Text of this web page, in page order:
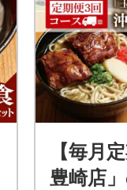
【毎月
豊崎店